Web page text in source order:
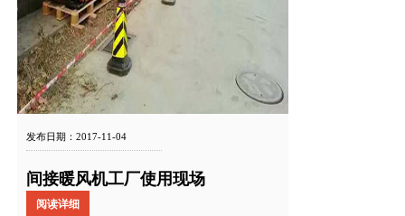
发布日期：2017-11-04
间接暖风机工厂使用现场
阅读详细